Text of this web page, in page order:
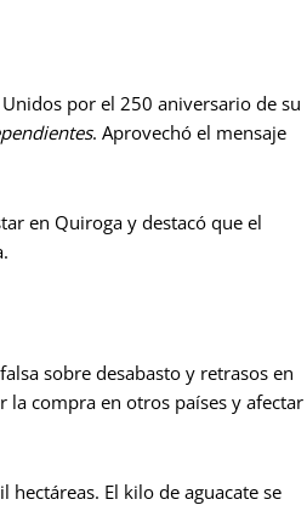
por el 250 aniversario de su
. Aprovechó el mensaje
en Quiroga y destacó que el
sobre desabasto y retrasos en
la compra en otros países y afectar
El kilo de aguacate se